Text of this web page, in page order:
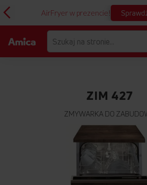
AirFryer w prezencie!
ZIM 427
ZMYWARKA DO